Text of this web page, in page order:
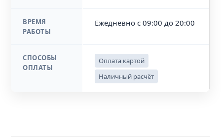
ВРЕМЯ
РАБОТЫ
Ежедневно с 09:00 до 20:00
СПОСОБЫ
ОПЛАТЫ
Оплата картой
Наличный расчёт